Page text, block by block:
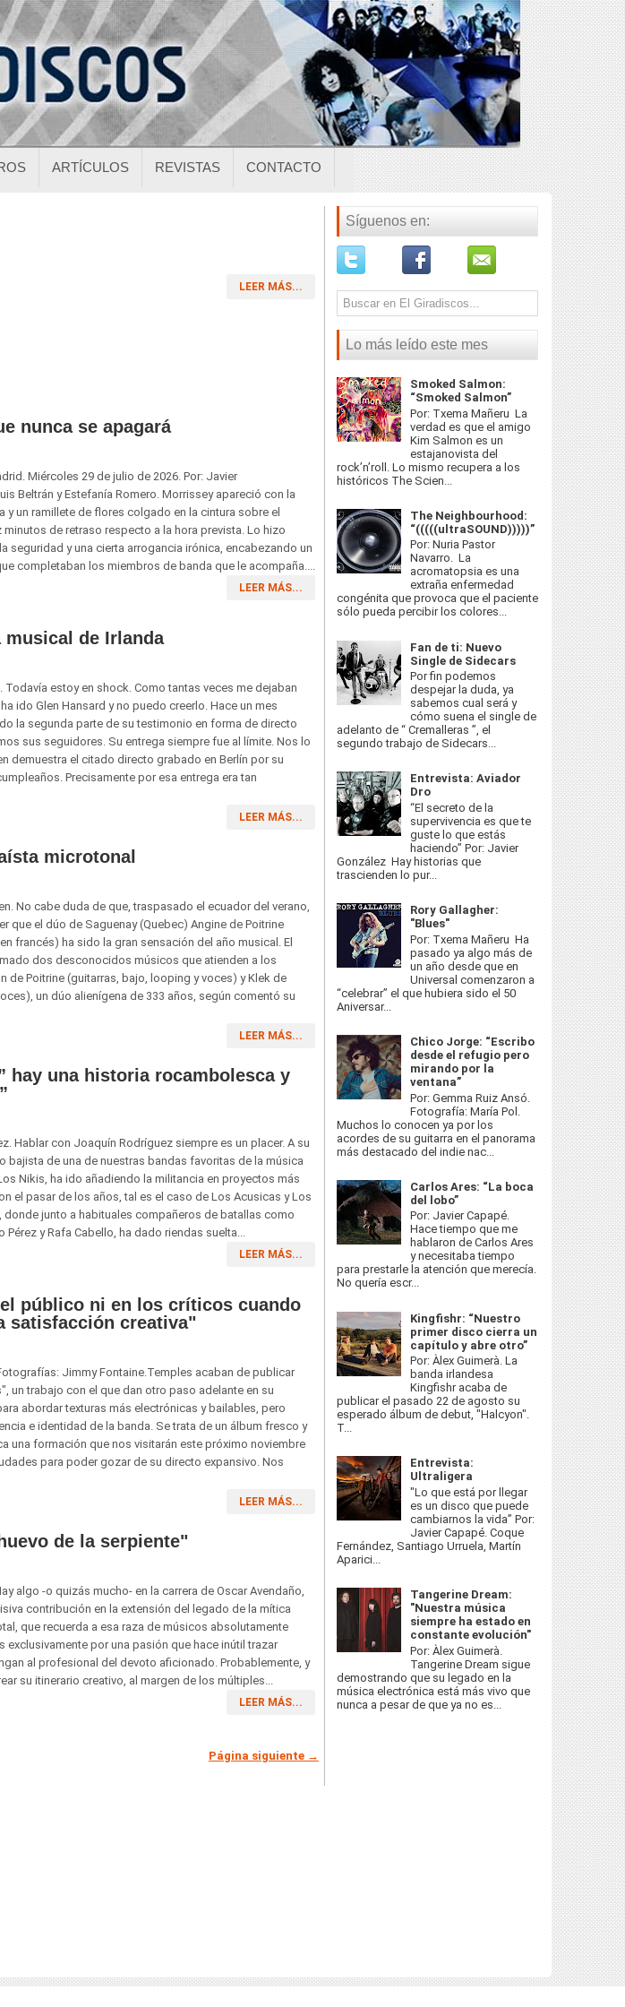
ARTÍCULOS REVISTAS CONTACTO
LEER MÁS...
nunca se apagará
Miércoles 29 de julio de 2026. Por: Javier
Beltrán y Estefanía Romero. Morrissey apareció con la
y un ramillete de flores colgado en la cintura sobre el
de retraso respecto a la hora prevista. Lo hizo
seguridad y una cierta arrogancia irónica, encabezando un
completaban los miembros de banda que le acompaña....
LEER MÁS...
musical de Irlanda
Todavía estoy en shock. Como tantas veces me dejaban
ido Glen Hansard y no puedo creerlo. Hace un mes
la segunda parte de su testimonio en forma de directo
sus seguidores. Su entrega siempre fue al límite. Nos lo
demuestra el citado directo grabado en Berlín por su
Precisamente por esa entrega era tan
LEER MÁS...
microtonal
No cabe duda de que, traspasado el ecuador del verano,
que el dúo de Saguenay (Quebec) Angine de Poitrine
francés) ha sido la gran sensación del año musical. El
dos desconocidos músicos que atienden a los
de Poitrine (guitarras, bajo, looping y voces) y Klek de
un dúo alienígena de 333 años, según comentó su
LEER MÁS...
hay una historia rocambolesca y
Hablar con Joaquín Rodríguez siempre es un placer. A su
bajista de una de nuestras bandas favoritas de la música
Nikis, ha ido añadiendo la militancia en proyectos más
el pasar de los años, tal es el caso de Los Acusicas y Los
donde junto a habituales compañeros de batallas como
Pérez y Rafa Cabello, ha dado riendas suelta...
LEER MÁS...
público ni en los críticos cuando
satisfacción creativa"
Jimmy Fontaine.Temples acaban de publicar
un trabajo con el que dan otro paso adelante en su
abordar texturas más electrónicas y bailables, pero
e identidad de la banda. Se trata de un álbum fresco y
una formación que nos visitarán este próximo noviembre
para poder gozar de su directo expansivo. Nos
LEER MÁS...
de la serpiente"
algo -o quizás mucho- en la carrera de Oscar Avendaño,
contribución en la extensión del legado de la mítica
que recuerda a esa raza de músicos absolutamente
exclusivamente por una pasión que hace inútil trazar
al profesional del devoto aficionado. Probablemente, y
su itinerario creativo, al margen de los múltiples...
LEER MÁS...
Página siguiente →
Síguenos en:
Lo más leído este mes
Smoked Salmon:
“Smoked Salmon”
Por: Txema Mañeru La
verdad es que el amigo
Kim Salmon es un
estajanovista del
rock’n’roll. Lo mismo recupera a los
históricos The Scien...
The Neighbourhood:
“(((((ultraSOUND)))))”
Por: Nuria Pastor
Navarro. La
acromatopsia es una
extraña enfermedad
congénita que provoca que el paciente
sólo pueda percibir los colores...
Fan de ti: Nuevo
Single de Sidecars
Por fin podemos
despejar la duda, ya
sabemos cual será y
cómo suena el single de
adelanto de “ Cremalleras ”, el
segundo trabajo de Sidecars...
Entrevista: Aviador
Dro
“El secreto de la
supervivencia es que te
guste lo que estás
haciendo” Por: Javier
González Hay historias que
trascienden lo pur...
Rory Gallagher:
"Blues"
Por: Txema Mañeru Ha
pasado ya algo más de
un año desde que en
Universal comenzaron a
“celebrar” el que hubiera sido el 50
Aniversar...
Chico Jorge: “Escribo
desde el refugio pero
mirando por la
ventana”
Por: Gemma Ruiz Ansó.
Fotografía: María Pol.
Muchos lo conocen ya por los
acordes de su guitarra en el panorama
más destacado del indie nac...
Carlos Ares: “La boca
del lobo”
Por: Javier Capapé.
Hace tiempo que me
hablaron de Carlos Ares
y necesitaba tiempo
para prestarle la atención que merecía.
No quería escr...
Kingfishr: “Nuestro
primer disco cierra un
capítulo y abre otro”
Por: Àlex Guimerà. La
banda irlandesa
Kingfishr acaba de
publicar el pasado 22 de agosto su
esperado álbum de debut, "Halcyon".
T...
Entrevista:
Ultraligera
"Lo que está por llegar
es un disco que puede
cambiarnos la vida” Por:
Javier Capapé. Coque
Fernández, Santiago Urruela, Martín
Aparici...
Tangerine Dream:
"Nuestra música
siempre ha estado en
constante evolución"
Por: Àlex Guimerà.
Tangerine Dream sigue
demostrando que su legado en la
música electrónica está más vivo que
nunca a pesar de que ya no es...